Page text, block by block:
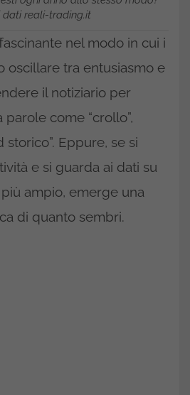
dati reali-trading.it
nel modo in cui i
oscillare tra entusiasmo e
il notiziario per
come “crollo”,
storico”. Eppure, se si
e si guarda ai dati su
ampio, emerge una
di quanto sembri.